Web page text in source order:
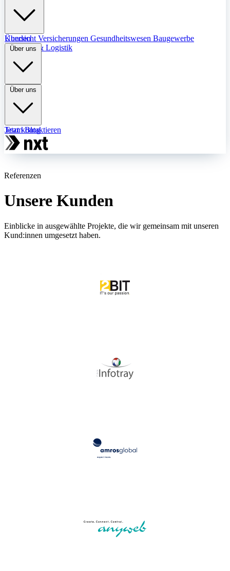
Übersicht Versicherungen Gesundheitswesen Baugewerbe
Transport & Logistik
Kunden
Über uns
Über uns
TeamBlog
Jetzt kontaktieren
Referenzen
Unsere Kunden
Einblicke in ausgewählte Projekte, die wir gemeinsam mit unseren
Kund:innen umgesetzt haben.